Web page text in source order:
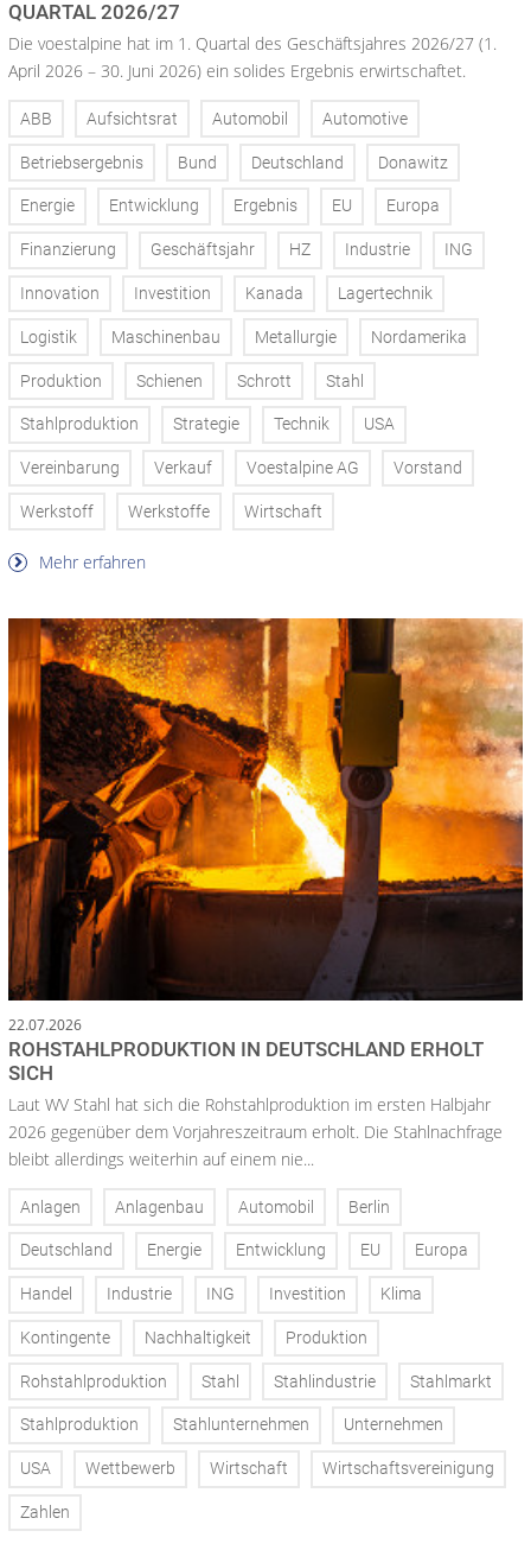
QUARTAL 2026/27
Die voestalpine hat im 1. Quartal des Geschäftsjahres 2026/27 (1.
April 2026 – 30. Juni 2026) ein solides Ergebnis erwirtschaftet.
ABB Aufsichtsrat Automobil Automotive
Betriebsergebnis Bund Deutschland Donawitz
Energie Entwicklung Ergebnis EU Europa
Finanzierung Geschäftsjahr HZ Industrie ING
Innovation Investition Kanada Lagertechnik
Logistik Maschinenbau Metallurgie Nordamerika
Produktion Schienen Schrott Stahl
Stahlproduktion Strategie Technik USA
Vereinbarung Verkauf Voestalpine AG Vorstand
Werkstoff Werkstoffe Wirtschaft
Mehr erfahren
22.07.2026
ROHSTAHLPRODUKTION IN DEUTSCHLAND ERHOLT
SICH
Laut WV Stahl hat sich die Rohstahlproduktion im ersten Halbjahr
2026 gegenüber dem Vorjahreszeitraum erholt. Die Stahlnachfrage
bleibt allerdings weiterhin auf einem nie...
Anlagen Anlagenbau Automobil Berlin
Deutschland Energie Entwicklung EU Europa
Handel Industrie ING Investition Klima
Kontingente Nachhaltigkeit Produktion
Rohstahlproduktion Stahl Stahlindustrie Stahlmarkt
Stahlproduktion Stahlunternehmen Unternehmen
USA Wettbewerb Wirtschaft Wirtschaftsvereinigung
Zahlen